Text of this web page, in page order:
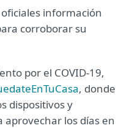
información
corroborar su
por el COVID-19,
, donde
dispositivos y
los días en